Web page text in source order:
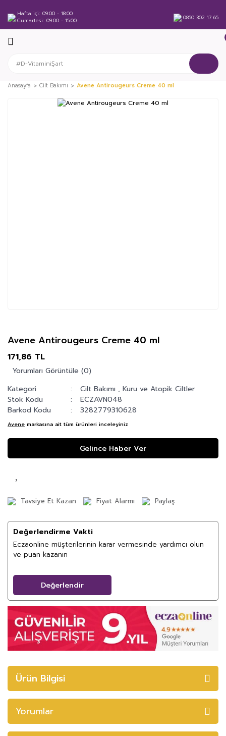
Hafta içi 09:00 - 18:00
Cumartesi 09:00 - 15:00 0850 302 17 65
Anasayfa Cilt Bakımı Avene Antirougeurs Creme 40 ml
Avene Antirougeurs Creme 40 ml
171,86 TL
Yorumları Görüntüle (0)
Kategori
Cilt Bakımı ,Kuru ve Atopik Ciltler
Stok Kodu
ECZAVN048
Barkod Kodu
3282779310628
Avene markasına ait tüm ürünleri inceleyiniz
Gelince Haber Ver
Tavsiye Et Kazan Fiyat Alarmı Paylaş
Değerlendirme Vakti
Eczaonline müşterilerinin karar vermesinde yardımcı olun
ve puan kazanın
Değerlendir
Ürün Bilgisi
Yorumlar